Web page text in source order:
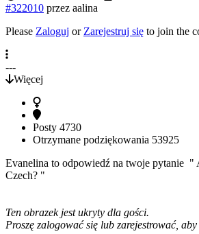
#322010 przez aalina
Please Zaloguj or Zarejestruj się to join the
---
Więcej
Posty 4730
Otrzymane podziękowania 53925
Evanelina to odpowiedź na twoje pytanie "
Czech? "
Ten obrazek jest ukryty dla gości.
Proszę zalogować się lub zarejestrować,